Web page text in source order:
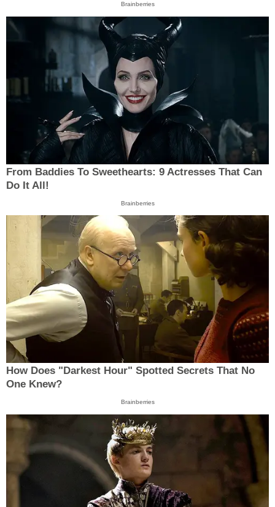
Brainberries
From Baddies To Sweethearts: 9 Actresses That Can
Do It All!
Brainberries
How Does "Darkest Hour" Spotted Secrets That No
One Knew?
Brainberries